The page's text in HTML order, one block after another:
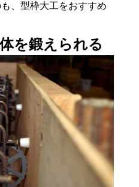
、型枠大工をおすすめ
を鍛えられる